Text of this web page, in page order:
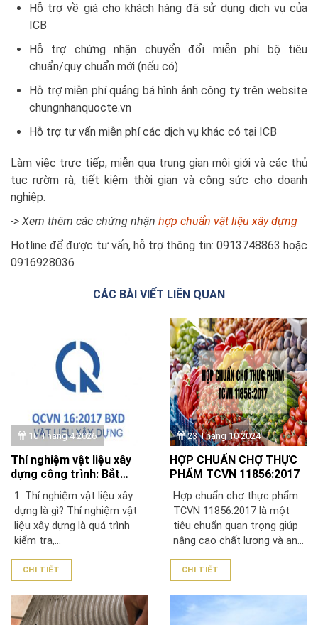
Hỗ trợ về giá cho khách hàng đã sử dụng dịch vụ của
ICB
Hỗ trợ chứng nhận chuyển đổi miễn phí bộ tiêu
chuẩn/quy chuẩn mới (nếu có)
Hỗ trợ miễn phí quảng bá hình ảnh công ty trên website
chungnhanquocte.vn
Hỗ trợ tư vấn miễn phí các dịch vụ khác có tại ICB
Làm việc trực tiếp, miễn qua trung gian môi giới và các thủ
tục rườm rà, tiết kiệm thời gian và công sức cho doanh
nghiệp.
-> Xem thêm các chứng nhận hợp chuẩn vật liệu xây dựng
Hotline để được tư vấn, hỗ trợ thông tin: 0913748863 hoặc
0916928036
CÁC BÀI VIẾT LIÊN QUAN
10 Tháng 4 2026
Thí nghiệm vật liệu xây
dựng công trình: Bắt
QCVN 16:2023/BXD
1. Thí nghiệm vật liệu xây
dựng là gì? Thí nghiệm vật
liệu xây dựng là quá trình
kiểm tra,...
CHI TIẾT
23 Tháng 10 2024
HỢP CHUẨN CHỢ THỰC
PHẨM TCVN 11856:2017
Hợp chuẩn chợ thực phẩm
TCVN 11856:2017 là một
tiêu chuẩn quan trọng giúp
nâng cao chất lượng và an...
CHI TIẾT